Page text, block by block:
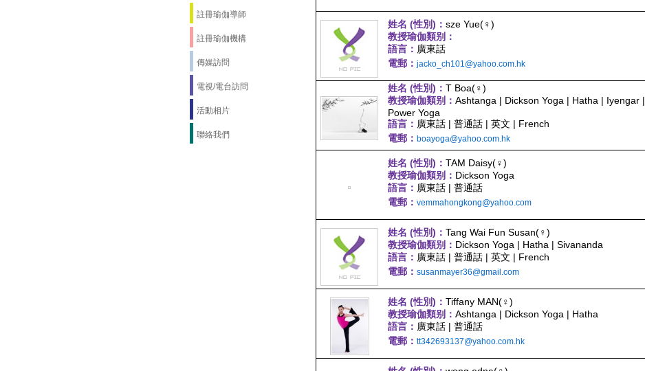
註冊瑜伽導師
註冊瑜伽機構
傳媒訪問
電視/電台訪問
活動相片
聯絡我們
姓名 (性別)： sze Yue(♀)
教授瑜伽類别：
語言： 廣東話
電郵： jacko_ch101@yahoo.com.hk
姓名 (性別)： T Boa(♀)
教授瑜伽類别： Ashtanga | Dickson Yoga | Hatha | Iyengar |
Power Yoga
語言： 廣東話 | 普通話 | 英文 | French
電郵： boayoga@yahoo.com.hk
姓名 (性別)： TAM Daisy(♀)
教授瑜伽類别： Dickson Yoga
語言： 廣東話 | 普通話
電郵： vemmahongkong@yahoo.com
姓名 (性別)： Tang Wai Fun Susan(♀)
教授瑜伽類别： Dickson Yoga | Hatha | Sivananda
語言： 廣東話 | 普通話 | 英文 | French
電郵： susanmayer36@gmail.com
姓名 (性別)： Tiffany MAN(♀)
教授瑜伽類别： Ashtanga | Dickson Yoga | Hatha
語言： 廣東話 | 普通話
電郵： tt342693137@yahoo.com.hk